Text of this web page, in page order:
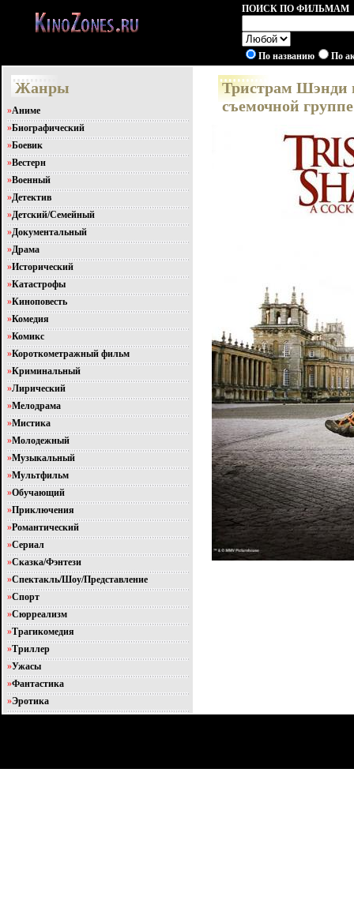
ПОИСК ПО ФИЛЬМАМ
По названию По
Жанры
»Аниме
»Биографический
»Боевик
»Вестерн
»Военный
»Детектив
»Детский/Семейный
»Документальный
»Драма
»Исторический
»Катастрофы
»Киноповесть
»Комедия
»Комикс
»Короткометражный фильм
»Криминальный
»Лирический
»Мелодрама
»Мистика
»Молодежный
»Музыкальный
»Мультфильм
»Обучающий
»Приключения
»Романтический
»Сериал
»Сказка/Фэнтези
»Спектакль/Шоу/Представление
»Спорт
»Сюрреализм
»Трагикомедия
»Триллер
»Ужасы
»Фантастика
»Эротика
Тристрам Шэнди
съемочной